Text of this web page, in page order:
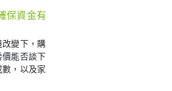
保資金有
改變下，購
價能否談下
數，以及家